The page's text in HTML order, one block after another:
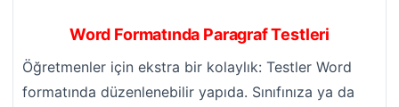
Word Formatında Paragraf Testleri
Öğretmenler için ekstra bir kolaylık: Testler Word
formatında düzenlenebilir yapıda. Sınıfınıza ya da